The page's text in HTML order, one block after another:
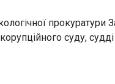
прокуратури
суду,